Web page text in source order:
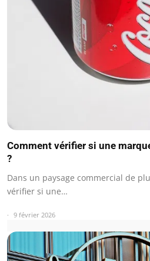
Comment vérifier si une
?
Dans un paysage commercial de
vérifier si une…
9 février 2026